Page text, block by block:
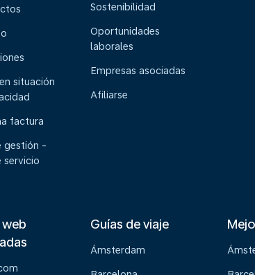
situación
factura
gestión -
servicio
Sostenibilidad
Oportunidades
laborales
Empresas asociadas
Afiliarse
Guías de viaje
Ámsterdam